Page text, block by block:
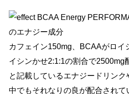
カフェイン150mg、BCAAがロイ
イシンかせ2:1:1の割合で2500mg
と記載しているエナジードリン
中でもそれなりの良が配合されて